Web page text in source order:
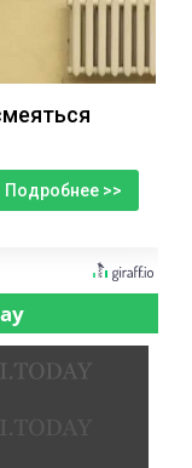
Подробнее >>